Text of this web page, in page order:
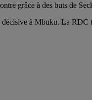
grâce à des buts de
à Mbuku. La RDC